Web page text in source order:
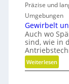
u
n
s
t
s
t
o
f
Präzise und
Umgebungen
Gewirbelt
Auch wo
sind, wie in
Weiterlesen:
G